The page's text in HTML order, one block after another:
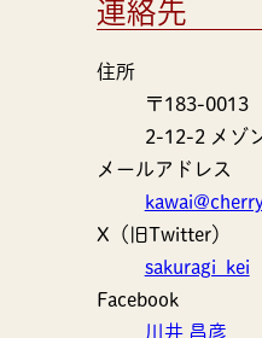
連絡先
住所
〒183-0013
2-12-2 メゾ
メールアドレス
X（旧Twitter）
sakuragi_kei
Facebook
川井 昌彦